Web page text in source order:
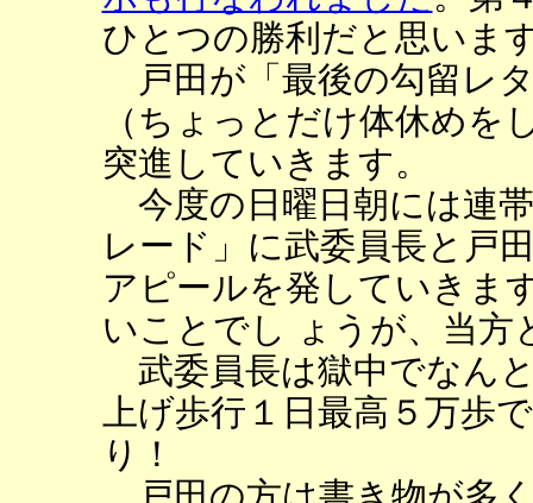
ひとつの勝利だと思いま
戸田が「最後の勾留レ
（ちょっとだけ体休めを
突進していきます。
今度の日曜日朝には連
レード」に武委員長と戸
アピールを発していきま
いことでし ょうが、当方
武委員長は獄中でなん
上げ歩行１日最高５万歩
り！
戸田の方は書き物が多